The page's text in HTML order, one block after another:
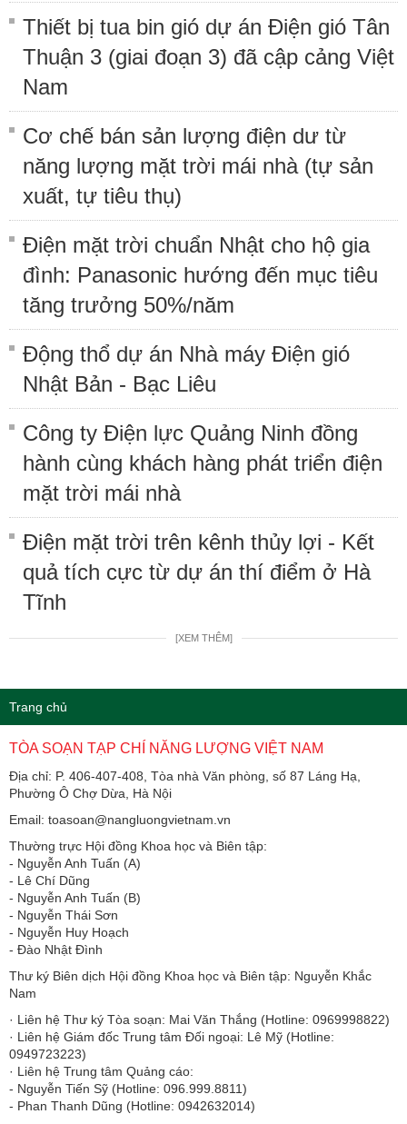
Thiết bị tua bin gió dự án Điện gió Tân
Thuận 3 (giai đoạn 3) đã cập cảng Việt
Nam
Cơ chế bán sản lượng điện dư từ
năng lượng mặt trời mái nhà (tự sản
xuất, tự tiêu thụ)
Điện mặt trời chuẩn Nhật cho hộ gia
đình: Panasonic hướng đến mục tiêu
tăng trưởng 50%/năm
Động thổ dự án Nhà máy Điện gió
Nhật Bản - Bạc Liêu
Công ty Điện lực Quảng Ninh đồng
hành cùng khách hàng phát triển điện
mặt trời mái nhà
Điện mặt trời trên kênh thủy lợi - Kết
quả tích cực từ dự án thí điểm ở Hà
Tĩnh
[XEM THÊM]
Trang chủ
TÒA SOẠN TẠP CHÍ NĂNG LƯỢNG VIỆT NAM
Địa chỉ: P. 406-407-408, Tòa nhà Văn phòng, số 87 Láng Hạ,
Phường Ô Chợ Dừa, Hà Nội
Email: toasoan@nangluongvietnam.vn
Thường trực Hội đồng Khoa học và Biên tập:
​​​​​​- Nguyễn Anh Tuấn (A)
- Lê Chí Dũng
- Nguyễn Anh Tuấn (B)
- Nguyễn Thái Sơn
- Nguyễn Huy Hoạch
- Đào Nhật Đình
Thư ký Biên dịch Hội đồng Khoa học và Biên tập: Nguyễn Khắc
Nam
· Liên hệ Thư ký Tòa soạn: Mai Văn Thắng (Hotline: 0969998822)
· Liên hệ Giám đốc Trung tâm Đối ngoại: Lê Mỹ (Hotline:
0949723223)
· Liên hệ Trung tâm Quảng cáo:
- Nguyễn Tiến Sỹ (Hotline: 096.999.8811)
- Phan Thanh Dũng (Hotline: 0942632014)